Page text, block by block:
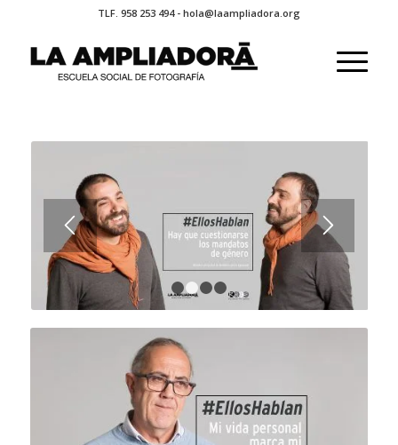
TLF. 958 253 494 - hola@laampliadora.org
1 3 4